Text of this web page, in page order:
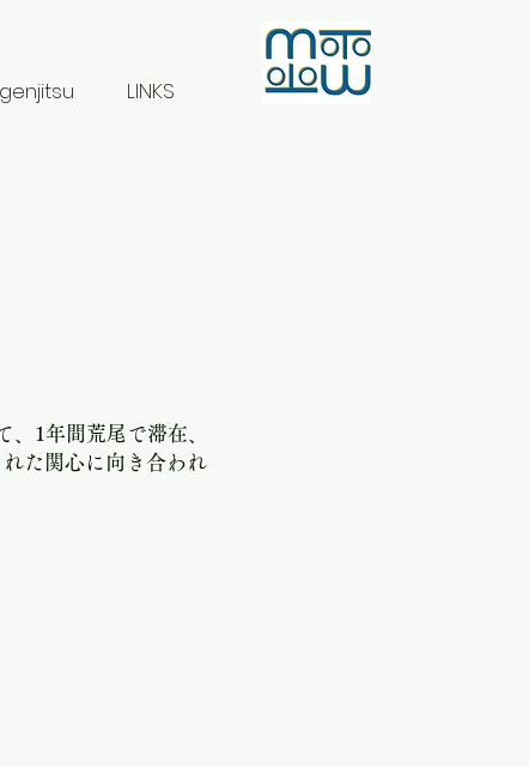
genjitsu LINKS
1年間荒尾で滞在、
た関心に向き合われ